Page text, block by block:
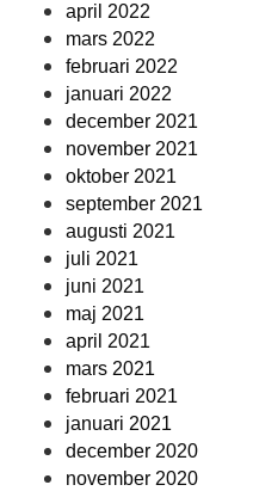
april 2022
mars 2022
februari 2022
januari 2022
december 2021
november 2021
oktober 2021
september 2021
augusti 2021
juli 2021
juni 2021
maj 2021
april 2021
mars 2021
februari 2021
januari 2021
december 2020
november 2020